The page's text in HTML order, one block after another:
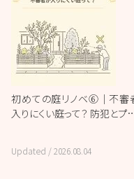
初めての庭リノベ⑥｜不審
入りにくい庭って？ 防犯とプ
Updated /2026.08.04